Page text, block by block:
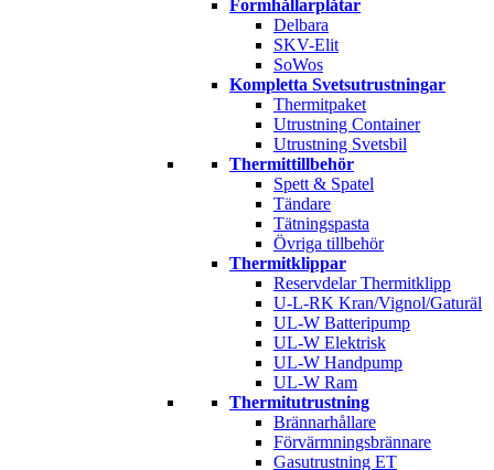
Formhållarplåtar
Delbara
SKV-Elit
SoWos
Kompletta Svetsutrustningar
Thermitpaket
Utrustning Container
Utrustning Svetsbil
Thermittillbehör
Spett & Spatel
Tändare
Tätningspasta
Övriga tillbehör
Thermitklippar
Reservdelar Thermitklipp
U-L-RK Kran/Vignol/Gaturäl
UL-W Batteripump
UL-W Elektrisk
UL-W Handpump
UL-W Ram
Thermitutrustning
Brännarhållare
Förvärmningsbrännare
Gasutrustning ET